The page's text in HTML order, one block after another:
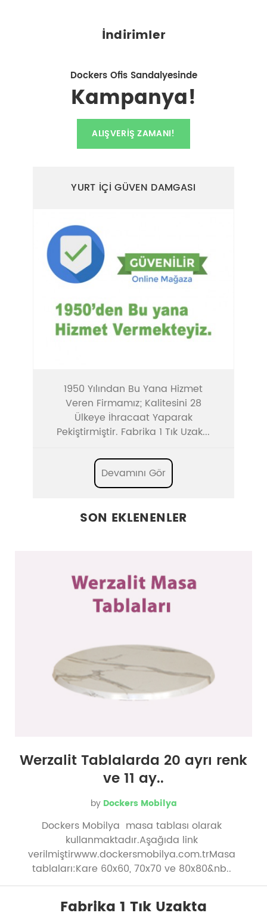
İndirimler
Dockers Ofis Sandalyesinde
Kampanya!
ALIŞVERIŞ ZAMANI!
YURT İÇİ GÜVEN DAMGASI
1950 Yılından Bu Yana Hizmet
Veren Firmamız; Kalitesini 28
Ülkeye İhracaat Yaparak
Pekiştirmiştir. Fabrika 1 Tık Uzak...
Devamını Gör
SON EKLENENLER
Werzalit Tablalarda 20 ayrı renk
ve 11 ay..
by Dockers Mobilya
Dockers Mobilya masa tablası olarak
kullanmaktadır.Aşağıda link
verilmiştirwww.dockersmobilya.com.trMasa
tablaları:Kare 60x60, 70x70 ve 80x80&nb..
Fabrika 1 Tık Uzakta